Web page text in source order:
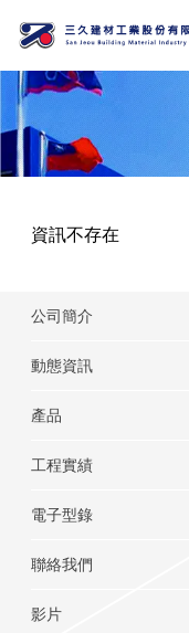
資訊不存在
公司簡介
動態資訊
產品
工程實績
電子型錄
聯絡我們
影片